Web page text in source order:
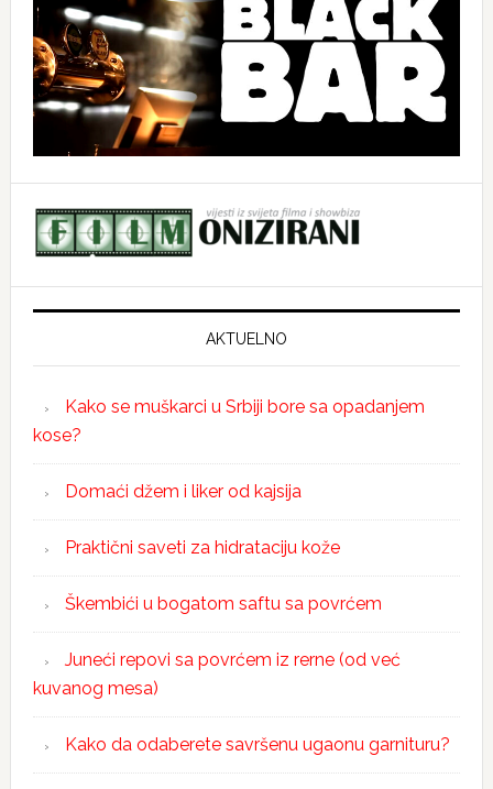
AKTUELNO
Kako se muškarci u Srbiji bore sa opadanjem
kose?
Domaći džem i liker od kajsija
Praktični saveti za hidrataciju kože
Škembići u bogatom saftu sa povrćem
Juneći repovi sa povrćem iz rerne (od već
kuvanog mesa)
Kako da odaberete savršenu ugaonu garnituru?